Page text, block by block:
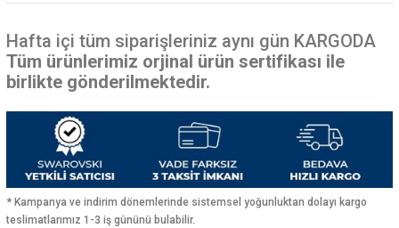
Hafta içi tüm siparişleriniz aynı gün KARGODA
Tüm ürünlerimiz orjinal ürün sertifikası ile
birlikte gönderilmektedir.
* Kampanya ve indirim dönemlerinde sistemsel yoğunluktan dolayı kargo
teslimatlarımız 1-3 iş gününü bulabilir.